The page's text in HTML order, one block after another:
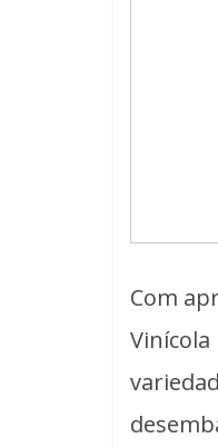
Com
Vinícola